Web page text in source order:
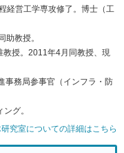
経営工学専攻修了。博士（工
教授。
授。2011年4月同教授、現
事務局参事官（インフラ・防
グ。
究室についての詳細はこちら